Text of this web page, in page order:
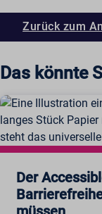
Zurück zum
Das könnte
Der